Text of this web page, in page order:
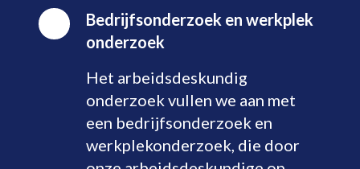
Bedrijfsonderzoek en werkplek
onderzoek
Het arbeidsdeskundig
onderzoek vullen we aan met
een bedrijfsonderzoek en
werkplekonderzoek, die door